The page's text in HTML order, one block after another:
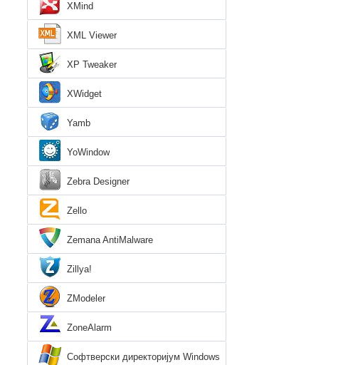
XMind
XML Viewer
XP Tweaker
XWidget
Yamb
YoWindow
Zebra Designer
Zello
Zemana AntiMalware
Zillya!
ZModeler
ZoneAlarm
Софтверски директоријум Windows